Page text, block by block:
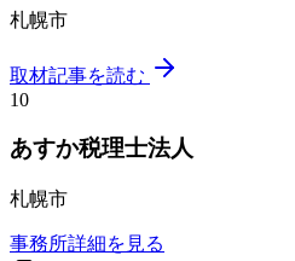
札幌市
取材記事を読む
10
あすか税理士法人
札幌市
事務所詳細を見る